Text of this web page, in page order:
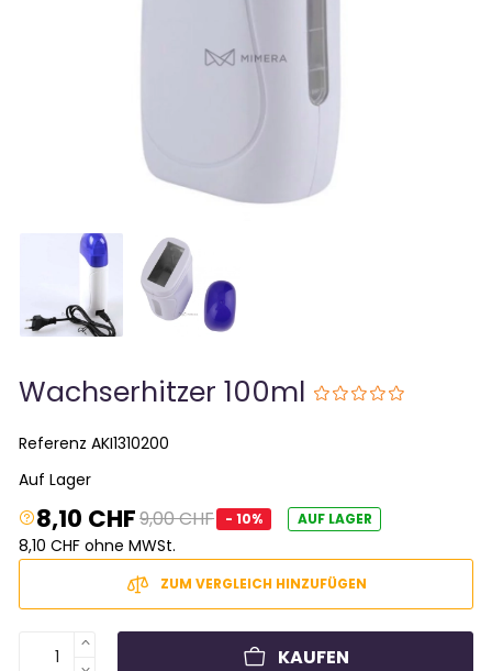
Wachserhitzer 100ml
ReferenzAKI1310200
Auf Lager
8,10 CHF9,00 CHF - 10% AUF LAGER
8,10 CHF ohne MWSt.
ZUM VERGLEICH HINZUFÜGEN
KAUFEN